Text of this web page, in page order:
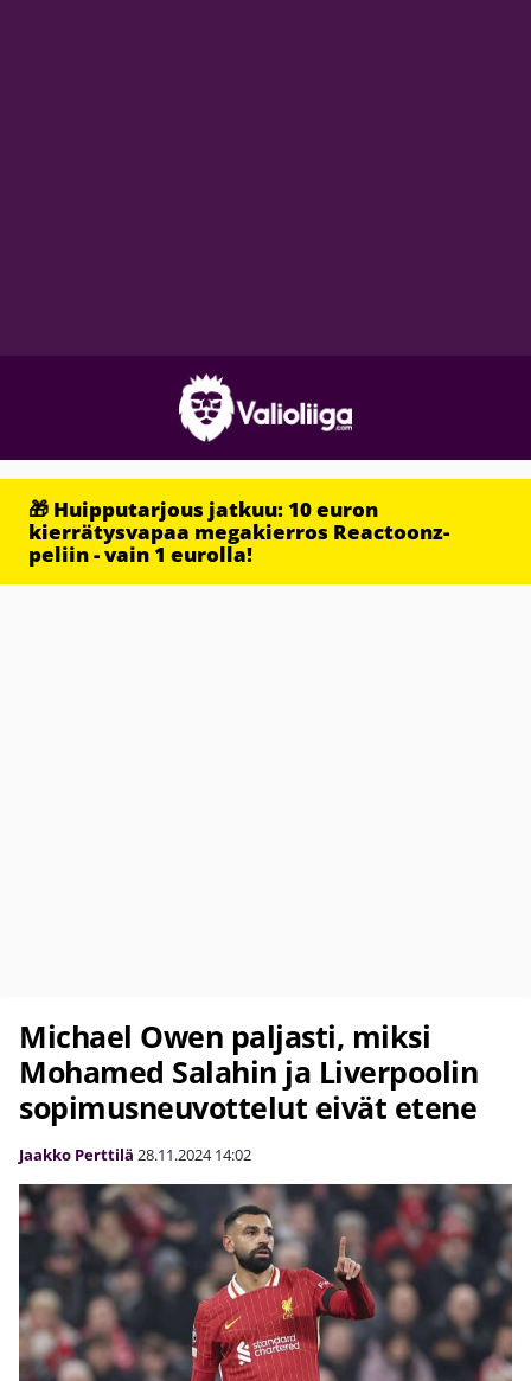
🎁 Huipputarjous jatkuu: 10 euron
kierrätysvapaa megakierros Reactoonz-
peliin - vain 1 eurolla!
Michael Owen paljasti, miksi
Mohamed Salahin ja Liverpoolin
sopimusneuvottelut eivät etene
Jaakko Perttilä 28.11.2024 14:02